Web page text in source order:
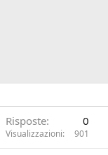
Risposte 0
Visualizzazioni 901